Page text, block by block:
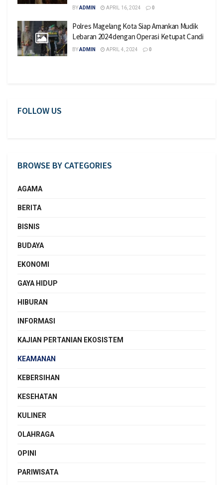
BYADMIN APRIL 16, 2024 0
Polres Magelang Kota Siap Amankan Mudik
Lebaran 2024 dengan Operasi Ketupat Candi
BYADMIN APRIL 4, 2024 0
FOLLOW US
BROWSE BY CATEGORIES
AGAMA
BERITA
BISNIS
BUDAYA
EKONOMI
GAYA HIDUP
HIBURAN
INFORMASI
KAJIAN PERTANIAN EKOSISTEM
KEAMANAN
KEBERSIHAN
KESEHATAN
KULINER
OLAHRAGA
OPINI
PARIWISATA